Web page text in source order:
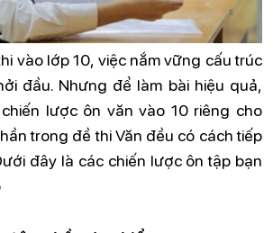
vào lớp 10, việc nắm vững cấu trúc
đầu. Nhưng để làm bài hiệu quả,
lược ôn văn vào 10 riêng cho
trong đề thi Văn đều có cách tiếp
đây là các chiến lược ôn tập bạn